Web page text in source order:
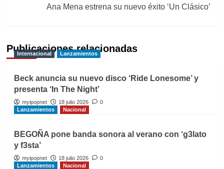
Ana Mena estrena su nuevo éxito ‘Un Clásico’
Publicaciones relacionadas
Internacional Lanzamientos
Beck anuncia su nuevo disco ‘Ride Lonesome’ y
presenta ‘In The Night’
myipopnet 18 julio 2026
0
Lanzamientos
Nacional
BEGOÑA pone banda sonora al verano con ‘g3lato
y f3sta’
myipopnet 18 julio 2026
0
Lanzamientos
Nacional